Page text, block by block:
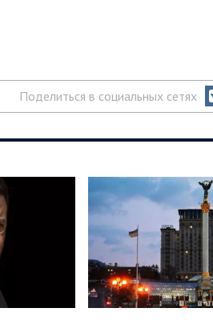
Поделиться в социальных сетях